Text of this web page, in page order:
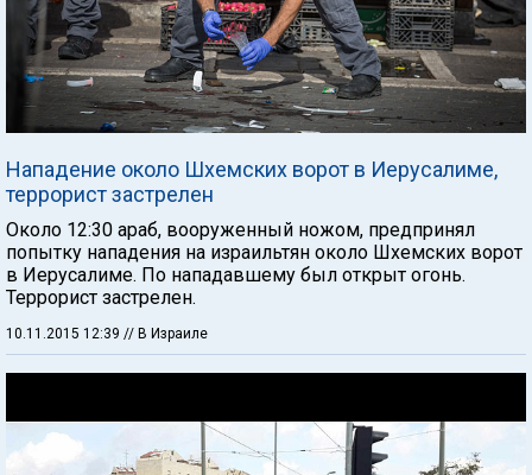
Нападение около Шхемских ворот в Иерусалиме,
террорист застрелен
Около 12:30 араб, вооруженный ножом, предпринял
попытку нападения на израильтян около Шхемских ворот
в Иерусалиме. По нападавшему был открыт огонь.
Террорист застрелен.
10.11.2015 12:39 // В Израиле